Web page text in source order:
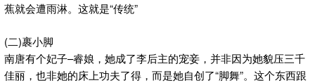
蕉就会遭雨淋。这就是“传统”
(二)裹小脚
南唐有个妃子–睿娘，她成了李后主的宠妾，并非因为她貌压三千
佳丽，也非她的床上功夫了得，而是她自创了“脚舞”。这个东西跟